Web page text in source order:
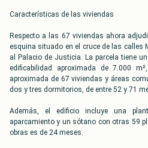
Características de las viviendas
Respecto a las 67 viviendas ahora
esquina situado en el cruce de las calles
al Palacio de Justicia. La parcela tiene
edificabilidad aproximada de 7.000
aproximada de 67 viviendas y áreas
dos y tres dormitorios, de entre 52 y 71
Además, el edificio incluye una
aparcamiento y un sótano con otras 59
obras es de 24 meses.